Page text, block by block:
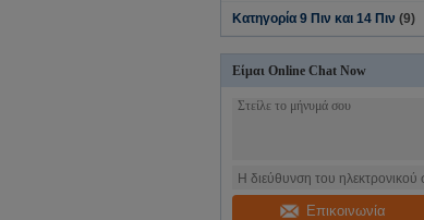
Κατηγορία 9 Πιν και 14 Πιν (9)
Είμαι Online Chat Now
Επικοινωνία